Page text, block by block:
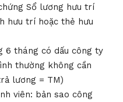
Sổ lương hưu trí
hưu trí hoặc thẻ hưu
6 tháng có dấu công ty
thường không cần
lương = TM)
viên: bản sao công